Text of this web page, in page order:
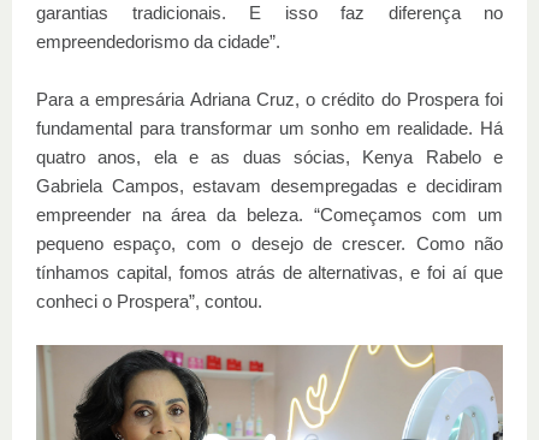
garantias tradicionais. E isso faz diferença no
empreendedorismo da cidade”.
Para a empresária Adriana Cruz, o crédito do Prospera foi
fundamental para transformar um sonho em realidade. Há
quatro anos, ela e as duas sócias, Kenya Rabelo e
Gabriela Campos, estavam desempregadas e decidiram
empreender na área da beleza. “Começamos com um
pequeno espaço, com o desejo de crescer. Como não
tínhamos capital, fomos atrás de alternativas, e foi aí que
conheci o Prospera”, contou.